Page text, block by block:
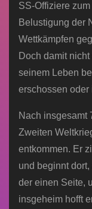
SS-Offiziere zum
Belustigung der
Wettkämpfen
Doch damit
seinem Leben
erschossen oder
Nach insgesamt
Zweiten
entkommen. Er
und beginnt
der einen Seite,
insgeheim hofft